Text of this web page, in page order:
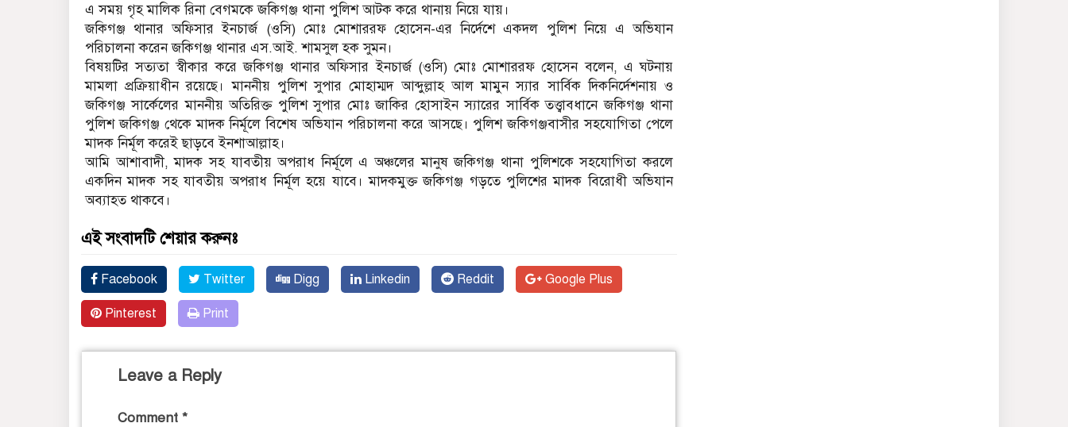
এ সময় গৃহ মালিক রিনা বেগমকে জকিগঞ্জ থানা পুলিশ আটক করে থানায় নিয়ে যায়।
জকিগঞ্জ থানার অফিসার ইনচার্জ (ওসি) মোঃ মোশাররফ হোসেন-এর নির্দেশে একদল পুলিশ নিয়ে এ অভিযান
পরিচালনা করেন জকিগঞ্জ থানার এস.আই. শামসুল হক সুমন।
বিষয়টির সত‍্যতা স্বীকার করে জকিগঞ্জ থানার অফিসার ইনচার্জ (ওসি) মোঃ মোশাররফ হোসেন বলেন, এ ঘটনায়
মামলা প্রক্রিয়াধীন রয়েছে। মাননীয় পুলিশ সুপার মোহাম্মদ আব্দুল্লাহ আল মামুন স‍্যার সার্বিক দিকনির্দেশনায় ও
জকিগঞ্জ সার্কেলের মাননীয় অতিরিক্ত পুলিশ সুপার মোঃ জাকির হোসাইন স‍্যারের সার্বিক তত্ত্বাবধানে জকিগঞ্জ থানা
পুলিশ জকিগঞ্জ থেকে মাদক নির্মূলে বিশেষ অভিযান পরিচালনা করে আসছে। পুলিশ জকিগঞ্জবাসীর সহযোগিতা পেলে
মাদক নির্মূল করেই ছাড়বে ইনশাআল্লাহ।
আমি আশাবাদী, মাদক সহ যাবতীয় অপরাধ নির্মূলে এ অঞ্চলের মানুষ জকিগঞ্জ থানা পুলিশকে সহযোগিতা করলে
একদিন মাদক সহ যাবতীয় অপরাধ নির্মূল হয়ে যাবে। মাদকমুক্ত জকিগঞ্জ গড়তে পুলিশের মাদক বিরোধী অভিযান
অব্যাহত থাকবে।
এই সংবাদটি শেয়ার করুনঃ
Facebook Twitter Digg Linkedin Reddit Google Plus
Pinterest Print
Leave a Reply
Comment *